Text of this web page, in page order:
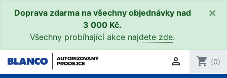
Doprava zdarma na všechny objednávky nad
3 000 Kč.
Všechny probíhající akce najdete zde.
×
 shopping_cart (0)